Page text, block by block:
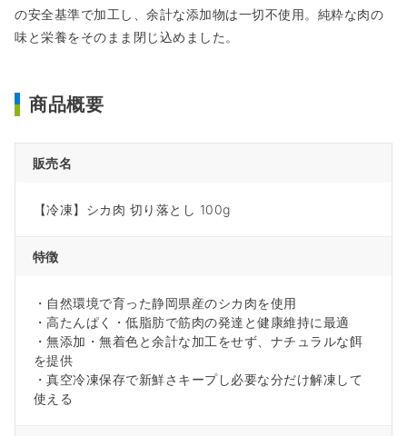
の安全基準で加工し、余計な添加物は一切不使用。純粋な肉の
味と栄養をそのまま閉じ込めました。
商品概要
販売名
【冷凍】シカ肉 切り落とし 100g
特徴
・自然環境で育った静岡県産のシカ肉を使用
・高たんぱく・低脂肪で筋肉の発達と健康維持に最適
・無添加・無着色と余計な加工をせず、ナチュラルな餌
を提供
・真空冷凍保存で新鮮さキープし必要な分だけ解凍して
使える